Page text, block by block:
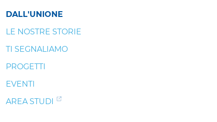
DALL'UNIONE
LE NOSTRE STORIE
TI SEGNALIAMO
PROGETTI
EVENTI
AREA STUDI